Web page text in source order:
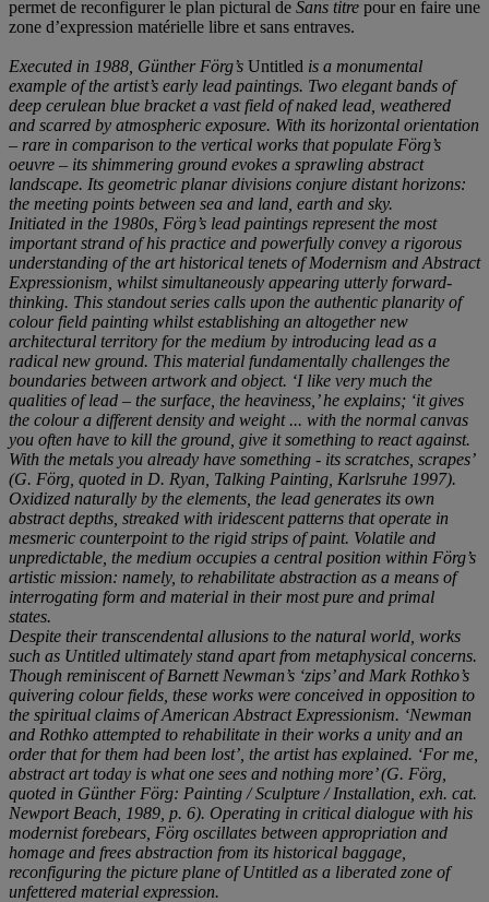
permet de reconfigurer le plan pictural de Sans titre pour en faire une
zone d’expression matérielle libre et sans entraves.
Executed in 1988, Günther Förg’s Untitled is a monumental
example of the artist’s early lead paintings. Two elegant bands of
deep cerulean blue bracket a vast field of naked lead, weathered
and scarred by atmospheric exposure. With its horizontal orientation
– rare in comparison to the vertical works that populate Förg’s
oeuvre – its shimmering ground evokes a sprawling abstract
landscape. Its geometric planar divisions conjure distant horizons:
the meeting points between sea and land, earth and sky.
Initiated in the 1980s, Förg’s lead paintings represent the most
important strand of his practice and powerfully convey a rigorous
understanding of the art historical tenets of Modernism and Abstract
Expressionism, whilst simultaneously appearing utterly forward-
thinking. This standout series calls upon the authentic planarity of
colour field painting whilst establishing an altogether new
architectural territory for the medium by introducing lead as a
radical new ground. This material fundamentally challenges the
boundaries between artwork and object. ‘I like very much the
qualities of lead – the surface, the heaviness,’ he explains; ‘it gives
the colour a different density and weight ... with the normal canvas
you often have to kill the ground, give it something to react against.
With the metals you already have something - its scratches, scrapes’
(G. Förg, quoted in D. Ryan, Talking Painting, Karlsruhe 1997).
Oxidized naturally by the elements, the lead generates its own
abstract depths, streaked with iridescent patterns that operate in
mesmeric counterpoint to the rigid strips of paint. Volatile and
unpredictable, the medium occupies a central position within Förg’s
artistic mission: namely, to rehabilitate abstraction as a means of
interrogating form and material in their most pure and primal
states.
Despite their transcendental allusions to the natural world, works
such as Untitled ultimately stand apart from metaphysical concerns.
Though reminiscent of Barnett Newman’s ‘zips’ and Mark Rothko’s
quivering colour fields, these works were conceived in opposition to
the spiritual claims of American Abstract Expressionism. ‘Newman
and Rothko attempted to rehabilitate in their works a unity and an
order that for them had been lost’, the artist has explained. ‘For me,
abstract art today is what one sees and nothing more’ (G. Förg,
quoted in Günther Förg: Painting / Sculpture / Installation, exh. cat.
Newport Beach, 1989, p. 6). Operating in critical dialogue with his
modernist forebears, Förg oscillates between appropriation and
homage and frees abstraction from its historical baggage,
reconfiguring the picture plane of Untitled as a liberated zone of
unfettered material expression.